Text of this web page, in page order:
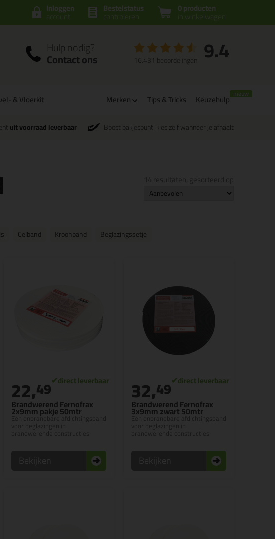
0 producten
in winkelwagen
Bestelstatus
controleren
Inloggen
account
Hulp nodig?
Contact ons 9.4
16.431 beoordelingen
& Vloerkit Merken Tips & Tricks Keuzehulp
uit voorraad leverbaar Bpost pakjespunt: kies zelf wanneer je afhaalt
Celband Kroonband Beglazingssetje
Brandwerend Fernofrax
2x9mm pakje 50mtr
Een onbrandbare afdichtingsband
22,49
Brandwerend Fernofrax
3x9mm zwart 50mtr
Een onbrandbare afdichtingsband
32,49